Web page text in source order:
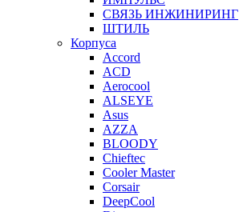
СВЯЗЬ ИНЖИНИРИНГ
ШТИЛЬ
Корпуса
Accord
ACD
Aerocool
ALSEYE
Asus
AZZA
BLOODY
Chieftec
Cooler Master
Corsair
DeepCool